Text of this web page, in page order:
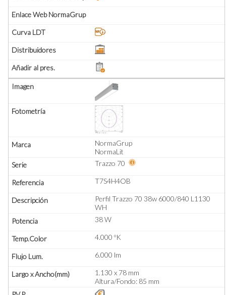
NormaGrup
NormaLit
Trazzo 70
T7S4H4OB
Perfil Trazzo 70 38w 6000/840 L1130
WH
38 W
4.000 ºK
6.000 lm
1.130 x 78 mm
Altura/Fondo: 85 mm